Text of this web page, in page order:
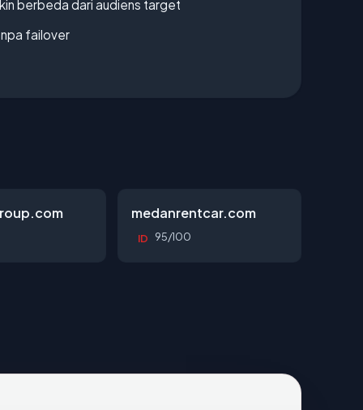
berbeda dari audiens target
failover
medanrentcar.com
ID 95/100